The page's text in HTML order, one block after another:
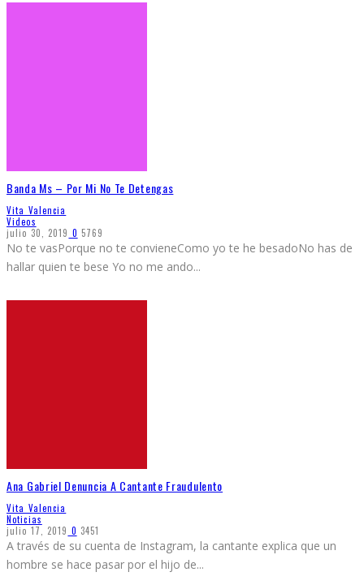
Banda Ms – Por Mi No Te Detengas
Vita Valencia
Videos
julio 30, 2019 0 5769
No te vasPorque no te convieneComo yo te he besadoNo has de
hallar quien te bese Yo no me ando...
Ana Gabriel Denuncia A Cantante Fraudulento
Vita Valencia
Noticias
julio 17, 2019 0 3451
A través de su cuenta de Instagram, la cantante explica que un
hombre se hace pasar por el hijo de...